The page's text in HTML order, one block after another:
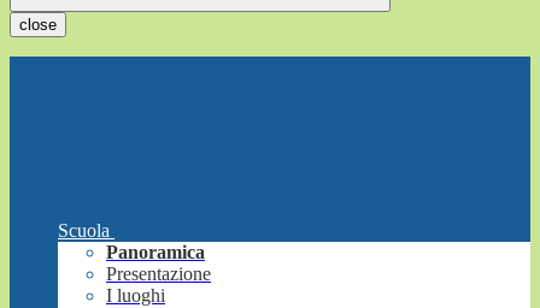
close
Scuola
Panoramica
Presentazione
I luoghi